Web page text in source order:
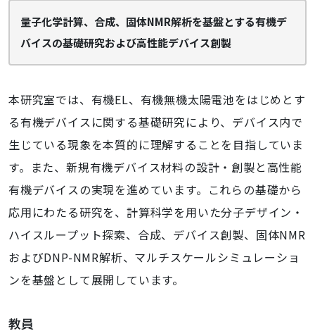
量子化学計算、合成、固体NMR解析を基盤とする有機デ
バイスの基礎研究および高性能デバイス創製
本研究室では、有機EL、有機無機太陽電池をはじめとす
る有機デバイスに関する基礎研究により、デバイス内で
生じている現象を本質的に理解することを目指していま
す。また、新規有機デバイス材料の設計・創製と高性能
有機デバイスの実現を進めています。これらの基礎から
応用にわたる研究を、計算科学を用いた分子デザイン・
ハイスループット探索、合成、デバイス創製、固体NMR
およびDNP-NMR解析、マルチスケールシミュレーショ
ンを基盤として展開しています。
教員